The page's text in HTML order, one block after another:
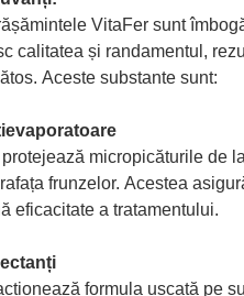
VitaFer sunt
calitatea și randamentul,
Aceste substante sunt:
protejează micropicăturile de
frunzelor. Acestea
eficacitate a tratamentului.
formula uscată pe